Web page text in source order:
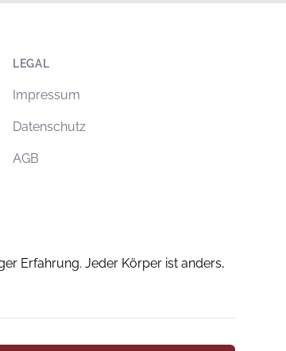
LEGAL
Impressum
Datenschutz
AGB
Erfahrung. Jeder Körper ist anders,